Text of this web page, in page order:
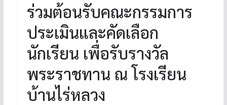
ร่วมต้อนรับคณะกรรมการ
ประเมินและคัดเลือก
นักเรียน เพื่อรับรางวัล
พระราชทาน ณ โรงเรียน
บ้านไร่หลวง